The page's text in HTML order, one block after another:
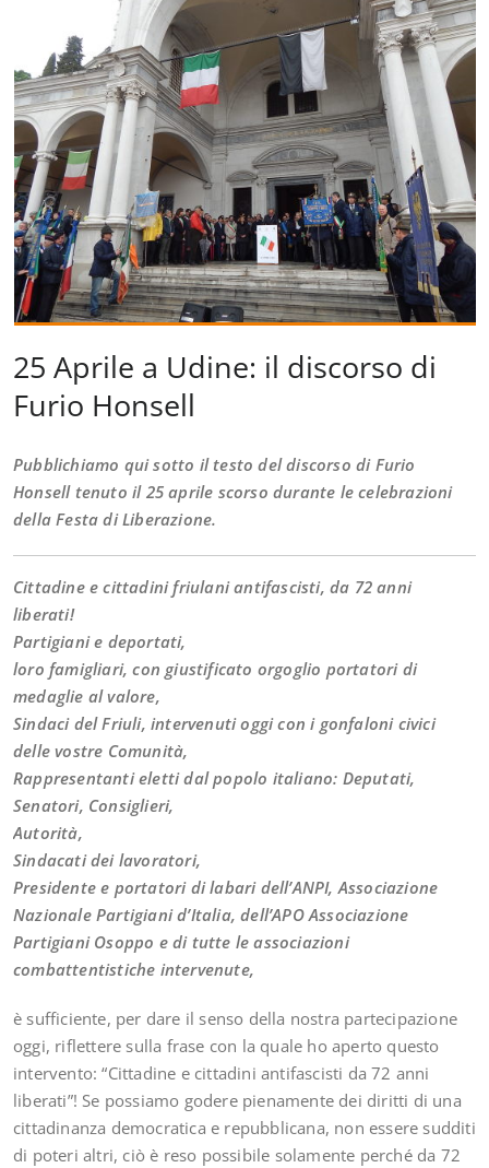
25 Aprile a Udine: il discorso di
Furio Honsell
Pubblichiamo qui sotto il testo del discorso di Furio
Honsell tenuto il 25 aprile scorso durante le celebrazioni
della Festa di Liberazione.
Cittadine e cittadini friulani antifascisti, da 72 anni
liberati!
Partigiani e deportati,
loro famigliari, con giustificato orgoglio portatori di
medaglie al valore,
Sindaci del Friuli, intervenuti oggi con i gonfaloni civici
delle vostre Comunità,
Rappresentanti eletti dal popolo italiano: Deputati,
Senatori, Consiglieri,
Autorità,
Sindacati dei lavoratori,
Presidente e portatori di labari dell’ANPI, Associazione
Nazionale Partigiani d’Italia, dell’APO Associazione
Partigiani Osoppo e di tutte le associazioni
combattentistiche intervenute,
è sufficiente, per dare il senso della nostra partecipazione
oggi, riflettere sulla frase con la quale ho aperto questo
intervento: “Cittadine e cittadini antifascisti da 72 anni
liberati”! Se possiamo godere pienamente dei diritti di una
cittadinanza democratica e repubblicana, non essere sudditi
di poteri altri, ciò è reso possibile solamente perché da 72